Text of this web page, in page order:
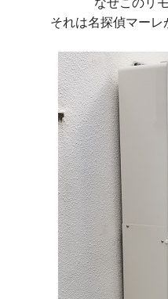
なぜこのリ
それは名探偵マー